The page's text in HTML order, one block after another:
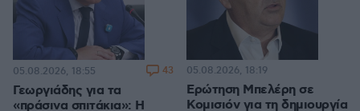
Γεωργιάδης για τα
«πράσινα σπιτάκια»: Η
05.08.2026, 18:55 43
Ερώτηση Μπελέρη σε
Κομισιόν για τη δημιουργία
05.08.2026, 18:19